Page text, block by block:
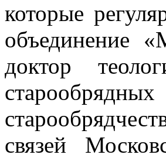
которые
объединение
доктор
связей